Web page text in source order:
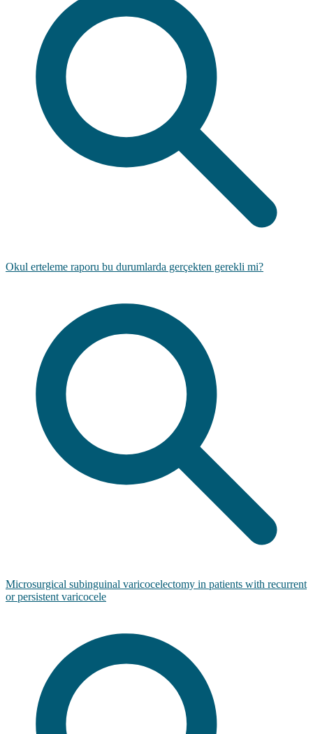
Okul erteleme raporu bu durumlarda gerçekten gerekli mi?
Microsurgical subinguinal varicocelectomy in patients with recurrent
or persistent varicocele